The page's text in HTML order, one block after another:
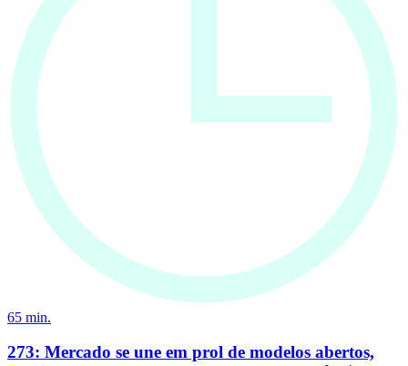
65 min.
273: Mercado se une em prol de modelos abertos,